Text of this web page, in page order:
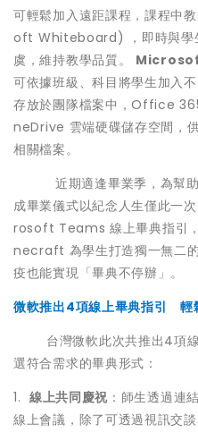
可輕鬆加入遠距課程 ，課程中
oft Whiteboard) ，即時與學
虞，維持教學品質。
可依據班級、科目將學生加入
存放於團隊檔案中，Office
neDrive 雲端硬碟儲存空間，
相關檔案。
近期適逢畢業季，為幫助
成畢業儀式以紀念人生僅此一
rosoft Teams 線上畢典指引
necraft 為學生打造獨一無二
疫也能實現「畢典不停辦」。
微軟推出4項線上畢典指引 輕
台灣微軟此次共推出4項
選符合需求的畢典形式：
1. 線上共同慶祝 ：師生透過
線上會議，除了可透過視訊交